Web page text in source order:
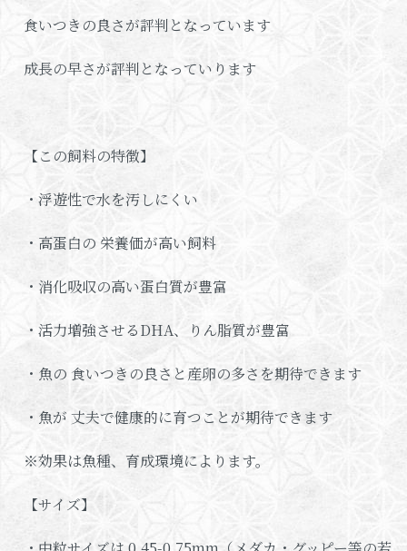
食いつきの良さが評判となっています
成長の早さが評判となっていります
【この飼料の特徴】
・浮遊性で水を汚しにくい
・高蛋白の 栄養価が高い飼料
・消化吸収の高い蛋白質が豊富
・活力増強させるDHA、りん脂質が豊富
・魚の 食いつきの良さと産卵の多さを期待できます
・魚が 丈夫で健康的に育つことが期待できます
※効果は魚種、育成環境によります。
【サイズ】